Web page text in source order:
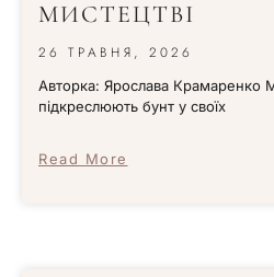
МИСТЕЦТВІ
26 ТРАВНЯ, 2026
Авторка: Ярослава Крамаренко
підкреслюють бунт у своїх
Read More